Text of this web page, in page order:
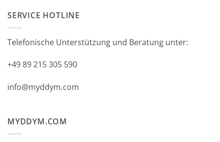
SERVICE HOTLINE
Telefonische Unterstützung und Beratung unter:
+49 89 215 305 590
info@myddym.com
MYDDYM.COM